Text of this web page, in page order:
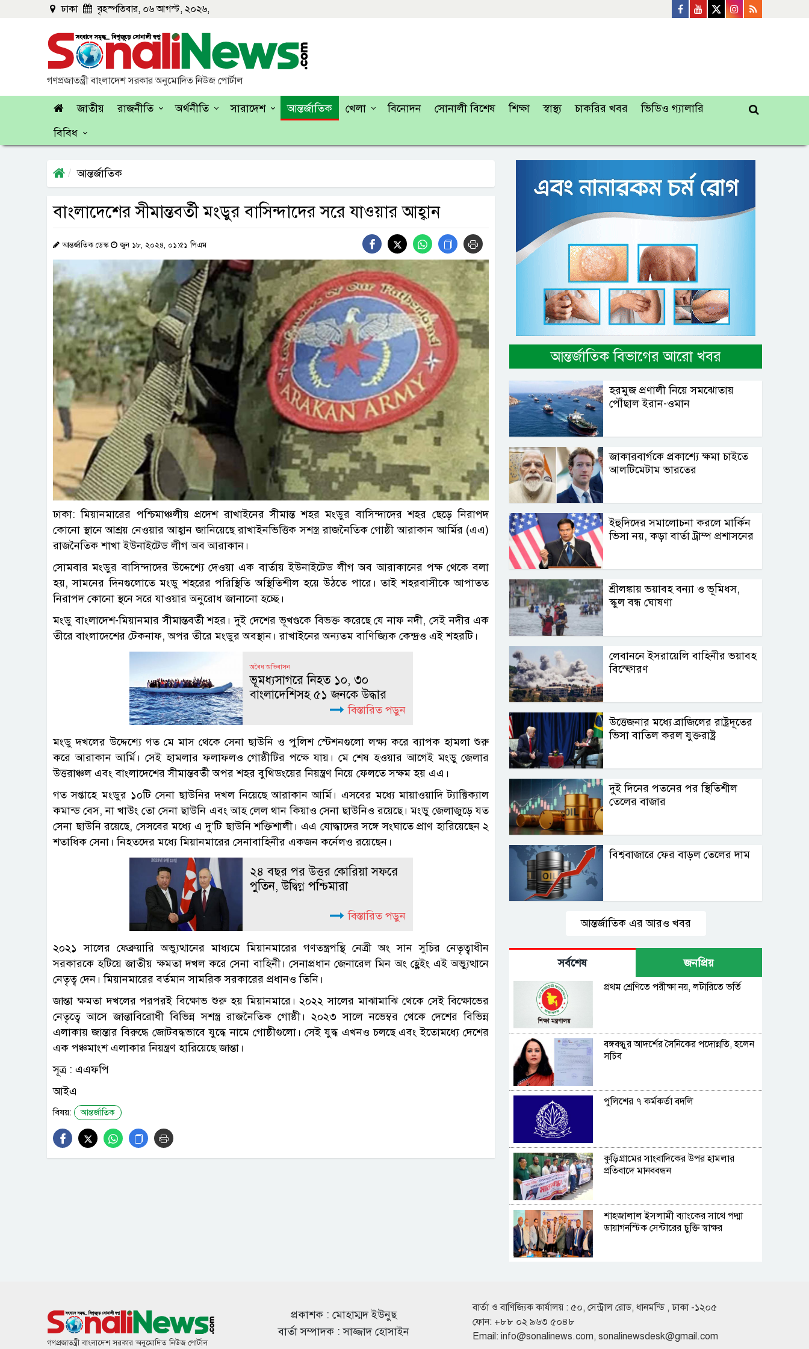
ঢাকা বৃহস্পতিবার, ০৬ আগস্ট, ২০২৬,
গণপ্রজাতন্ত্রী বাংলাদেশ সরকার অনুমোদিত নিউজ পোর্টাল
জাতীয় রাজনীতি অর্থনীতি সারাদেশ আন্তর্জাতিক খেলা বিনোদন সোনালী বিশেষ শিক্ষা স্বাস্থ্য চাকরির খবর
ভিডিও গ্যালারি
বিবিধ
আন্তর্জাতিক
বাংলাদেশের সীমান্তবর্তী মংডুর বাসিন্দাদের সরে যাওয়ার আহ্বান
আন্তর্জাতিক ডেস্ক জুন ১৮, ২০২৪, ০১:৫১ পিএম
ঢাকা: মিয়ানমারের পশ্চিমাঞ্চলীয় প্রদেশ রাখাইনের সীমান্ত শহর মংডুর বাসিন্দাদের শহর ছেড়ে নিরাপদ
কোনো স্থানে আশ্রয় নেওয়ার আহ্বান জানিয়েছে রাখাইনভিত্তিক সশস্ত্র রাজনৈতিক গোষ্ঠী আরাকান আর্মির (এএ)
রাজনৈতিক শাখা ইউনাইটেড লীগ অব আরাকান।
সোমবার মংডুর বাসিন্দাদের উদ্দেশ্যে দেওয়া এক বার্তায় ইউনাইটেড লীগ অব আরাকানের পক্ষ থেকে বলা
হয়, সামনের দিনগুলোতে মংডু শহরের পরিস্থিতি অস্থিতিশীল হয়ে উঠতে পারে। তাই শহরবাসীকে আপাতত
নিরাপদ কোনো স্থনে সরে যাওয়ার অনুরোধ জানানো হচ্ছে।
মংডু বাংলাদেশ-মিয়ানমার সীমান্তবর্তী শহর। দুই দেশের ভূখণ্ডকে বিভক্ত করেছে যে নাফ নদী, সেই নদীর এক
তীরে বাংলাদেশের টেকনাফ, অপর তীরে মংডুর অবস্থান। রাখাইনের অন্যতম বাণিজ্যিক কেন্দ্রও এই শহরটি।
অবৈধ অভিবাসন
ভূমধ্যসাগরে নিহত ১০, ৩০
বাংলাদেশিসহ ৫১ জনকে উদ্ধার
বিস্তারিত পড়ুন
মংডু দখলের উদ্দেশ্যে গত মে মাস থেকে সেনা ছাউনি ও পুলিশ স্টেশনগুলো লক্ষ্য করে ব্যাপক হামলা শুরু
করে আরাকান আর্মি। সেই হামলার ফলাফলও গোষ্ঠীটির পক্ষে যায়। মে শেষ হওয়ার আগেই মংডু জেলার
উত্তরাঞ্চল এবং বাংলাদেশের সীমান্তবর্তী অপর শহর বুথিডংয়ের নিয়ন্ত্রণ নিয়ে ফেলতে সক্ষম হয় এএ।
গত সপ্তাহে মংডুর ১০টি সেনা ছাউনির দখল নিয়েছে আরাকান আর্মি। এসবের মধ্যে মায়াওয়াদি ট্যাক্টিক্যাল
কমান্ড বেস, না খাউং তো সেনা ছাউনি এবং আহ লেল থান কিয়াও সেনা ছাউনিও রয়েছে। মংডু জেলাজুড়ে যত
সেনা ছাউনি রয়েছে, সেসবের মধ্যে এ দু’টি ছাউনি শক্তিশালী। এএ যোদ্ধাদের সঙ্গে সংঘাতে প্রাণ হারিয়েছেন ২
শতাধিক সেনা। নিহতদের মধ্যে মিয়ানমারের সেনাবাহিনীর একজন কর্নেলও রয়েছেন।
২৪ বছর পর উত্তর কোরিয়া সফরে
পুতিন, উদ্বিগ্ন পশ্চিমারা
বিস্তারিত পড়ুন
২০২১ সালের ফেব্রুয়ারি অভ্যুত্থানের মাধ্যমে মিয়ানমারের গণতন্ত্রপন্থি নেত্রী অং সান সুচির নেতৃত্বাধীন
সরকারকে হটিয়ে জাতীয় ক্ষমতা দখল করে সেনা বাহিনী। সেনাপ্রধান জেনারেল মিন অং হ্লেইং এই অভ্যুত্থানে
নেতৃত্ব দেন। মিয়ানমারের বর্তমান সামরিক সরকারের প্রধানও তিনি।
জান্তা ক্ষমতা দখলের পরপরই বিক্ষোভ শুরু হয় মিয়ানমারে। ২০২২ সালের মাঝামাঝি থেকে সেই বিক্ষোভের
নেতৃত্বে আসে জান্তাবিরোধী বিভিন্ন সশস্ত্র রাজনৈতিক গোষ্ঠী। ২০২৩ সালে নভেম্বর থেকে দেশের বিভিন্ন
এলাকায় জান্তার বিরুদ্ধে জোটবদ্ধভাবে যুদ্ধে নামে গোষ্ঠীগুলো। সেই যুদ্ধ এখনও চলছে এবং ইতোমধ্যে দেশের
এক পঞ্চমাংশ এলাকার নিয়ন্ত্রণ হারিয়েছে জান্তা।
সূত্র : এএফপি
আইএ
বিষয়: আন্তর্জাতিক
আন্তর্জাতিক বিভাগের আরো খবর
হরমুজ প্রণালী নিয়ে সমঝোতায়
পৌঁছাল ইরান-ওমান
জাকারবার্গকে প্রকাশ্যে ক্ষমা চাইতে
আলটিমেটাম ভারতের
ইহুদিদের সমালোচনা করলে মার্কিন
ভিসা নয়, কড়া বার্তা ট্রাম্প প্রশাসনের
শ্রীলঙ্কায় ভয়াবহ বন্যা ও ভূমিধস,
স্কুল বন্ধ ঘোষণা
লেবাননে ইসরায়েলি বাহিনীর ভয়াবহ
বিস্ফোরণ
উত্তেজনার মধ্যে ব্রাজিলের রাষ্ট্রদূতের
ভিসা বাতিল করল যুক্তরাষ্ট্র
দুই দিনের পতনের পর স্থিতিশীল
তেলের বাজার
বিশ্ববাজারে ফের বাড়ল তেলের দাম
আন্তর্জাতিক এর আরও খবর
সর্বশেষ জনপ্রিয়
প্রথম শ্রেণিতে পরীক্ষা নয়, লটারিতে ভর্তি
বঙ্গবন্ধুর আদর্শের সৈনিকের পদোন্নতি, হলেন
সচিব
পুলিশের ৭ কর্মকর্তা বদলি
কুড়িগ্রামের সাংবাদিকের উপর হামলার
প্রতিবাদে মানববন্ধন
শাহ্জালাল ইসলামী ব্যাংকের সাথে পদ্মা
ডায়াগনস্টিক সেন্টারের চুক্তি স্বাক্ষর
দফায় দফায় সময় বাড়ালেও ৬২ শতাংশ
টিআইএনধারী রিটার্ন দেয়নি
গণপ্রজাতন্ত্রী বাংলাদেশ সরকার অনুমোদিত নিউজ পোর্টাল
প্রকাশক : মোহাম্মদ ইউনুছ
বার্তা সম্পাদক : সাজ্জাদ হোসাইন
বার্তা ও বাণিজ্যিক কার্যালয় : ৫০, সেন্ট্রাল রোড, ধানমন্ডি , ঢাকা -১২০৫
ফোন: +৮৮ ০২ ৯৬৩ ৫০৪৮
Email: info@sonalinews.com, sonalinewsdesk@gmail.com